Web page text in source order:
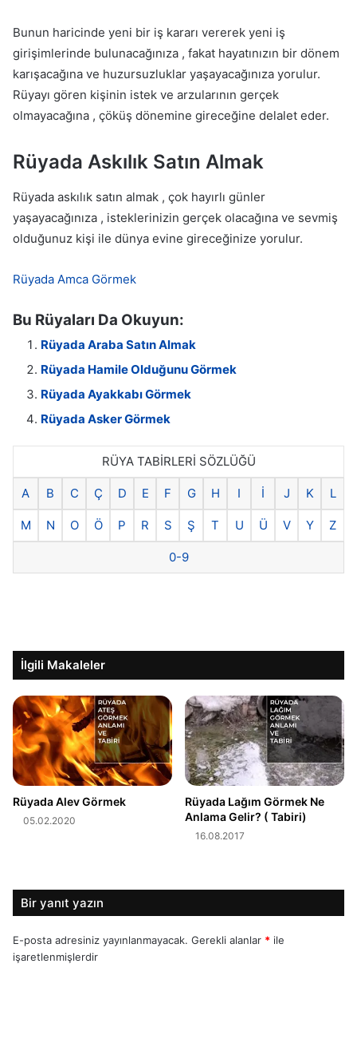
Bunun haricinde yeni bir iş kararı vererek yeni iş
girişimlerinde bulunacağınıza , fakat hayatınızın bir dönem
karışacağına ve huzursuzluklar yaşayacağınıza yorulur.
Rüyayı gören kişinin istek ve arzularının gerçek
olmayacağına , çöküş dönemine gireceğine delalet eder.
Rüyada Askılık Satın Almak
Rüyada askılık satın almak , çok hayırlı günler
yaşayacağınıza , isteklerinizin gerçek olacağına ve sevmiş
olduğunuz kişi ile dünya evine gireceğinize yorulur.
Rüyada Amca Görmek
Bu Rüyaları Da Okuyun:
Rüyada Araba Satın Almak
Rüyada Hamile Olduğunu Görmek
Rüyada Ayakkabı Görmek
Rüyada Asker Görmek
RÜYA TABİRLERİ SÖZLÜĞÜ
A B C Ç D E F G H I İ J K L
M N O Ö P R S Ş T U Ü V Y Z
0-9
İlgili Makaleler
Rüyada Alev Görmek
05.02.2020
Rüyada Lağım Görmek Ne
Anlama Gelir? ( Tabiri)
16.08.2017
Bir yanıt yazın
E-posta adresiniz yayınlanmayacak. Gerekli alanlar * ile
işaretlenmişlerdir